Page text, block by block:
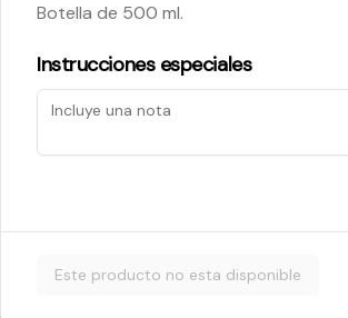
$5.200
$5.800
Botella de 500 ml.
Instrucciones especiales
Este producto no esta disponible